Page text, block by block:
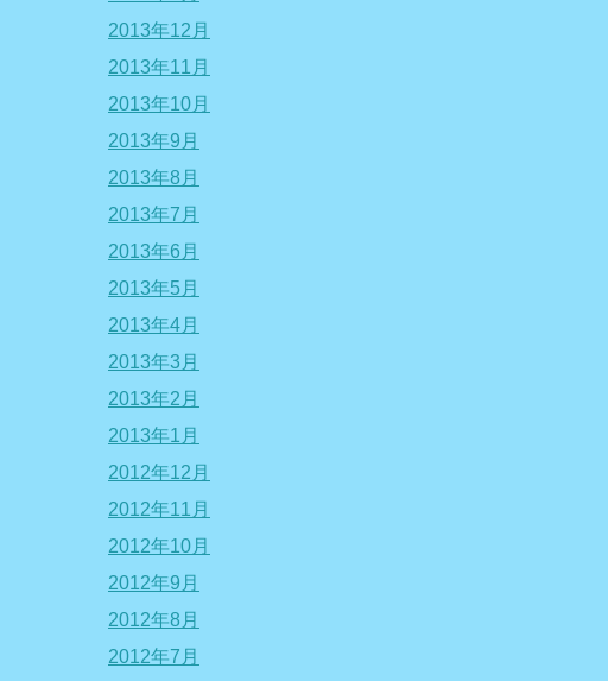
2013年12月
2013年11月
2013年10月
2013年9月
2013年8月
2013年7月
2013年6月
2013年5月
2013年4月
2013年3月
2013年2月
2013年1月
2012年12月
2012年11月
2012年10月
2012年9月
2012年8月
2012年7月